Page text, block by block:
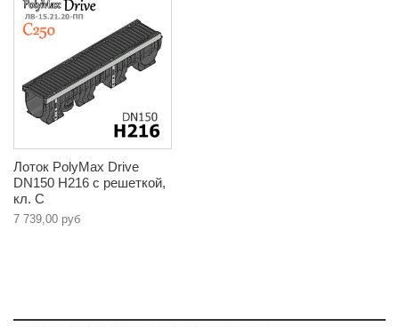
Лоток PolyMax Drive
DN150 H216 с решеткой,
кл. C
7 739,00 руб